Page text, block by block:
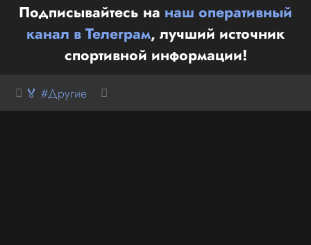
Подписывайтесь на наш оперативный
канал в Телеграм, лучший источник
спортивной информации!
🏅 #Другие